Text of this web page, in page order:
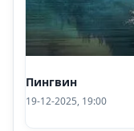
Пингвин
19-12-2025, 19:00